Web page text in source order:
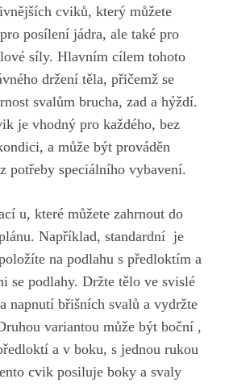
cviků, který můžete
posílení jádra, ale také pro
síly. Hlavním cílem tohoto
držení těla, přičemž se
svalům brucha, zad a hýždí.
je vhodný pro každého,⁤ bez
⁢a může být​ prováděn
potřeby speciálního vybavení.
u, které můžete⁣ zahrnout ​do
Například, standardní ‍⁤ je
na podlahu s předloktím a
se podlahy. Držte tělo ve svislé
napnutí břišních svalů a vydržte
variantou může⁣ být boční ,
a v ‍boku, s jednou rukou
cvik posiluje boky a svaly⁢